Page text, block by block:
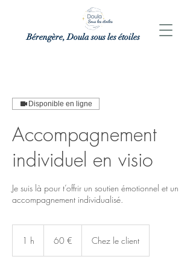
Bérengère, Doula sous les étoiles
Disponible en ligne
Accompagnement
individuel en visio
Je suis là pour t’offrir un soutien émotionnel et un
accompagnement individualisé.
1 h 60 € Chez le client